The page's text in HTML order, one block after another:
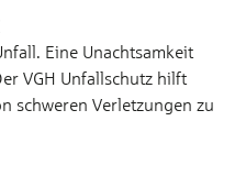
Eine Un­acht­samkeit
VGH Unfall­schutz hilft
schweren Ver­letz­ungen zu